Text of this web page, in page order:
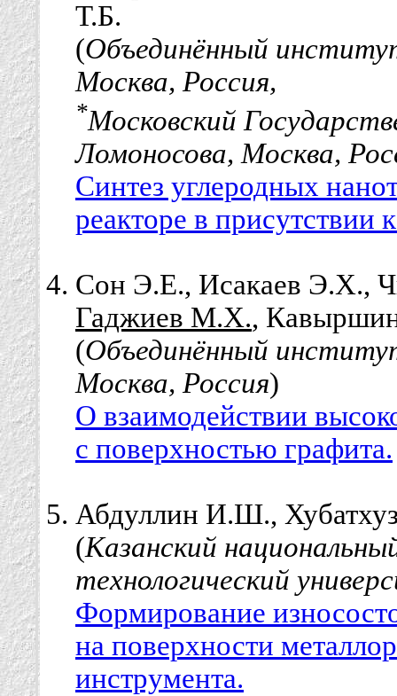
Т.Б.
(Объединённый
Москва, Россия,
*Московский
Ломоносова, Москва,
Синтез углеродных
реакторе в присутствии
Сон Э.Е., Исакаев Э.Х.,
Гаджиев М.Х.,
(Объединённый
Москва, Россия)
О взаимодействии
с поверхностью графита.
Абдуллин И.Ш.,
(Казанский
технологический
Формирование
на поверхности
инструмента.